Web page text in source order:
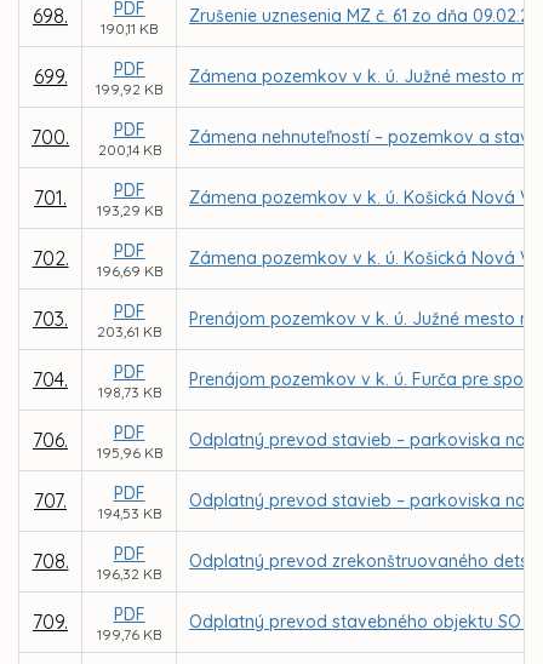
698. PDF
190,11 KB
Zrušenie uznesenia MZ č. 61 zo dňa
699. PDF
199,92 KB
Zámena pozemkov v k. ú. Južné mesto
700. PDF
200,14 KB
Zámena nehnuteľností – pozemkov a
701. PDF
193,29 KB
Zámena pozemkov v k. ú. Košická Nová
702. PDF
196,69 KB
Zámena pozemkov v k. ú. Košická Nová
703. PDF
203,61 KB
Prenájom pozemkov v k. ú. Južné mesto
704. PDF
198,73 KB
Prenájom pozemkov v k. ú. Furča pre
706. PDF
195,96 KB
Odplatný prevod stavieb – parkoviska na
707. PDF
194,53 KB
Odplatný prevod stavieb – parkoviska na
708. PDF
196,32 KB
Odplatný prevod zrekonštruovaného
709. PDF
199,76 KB
Odplatný prevod stavebného objektu SO